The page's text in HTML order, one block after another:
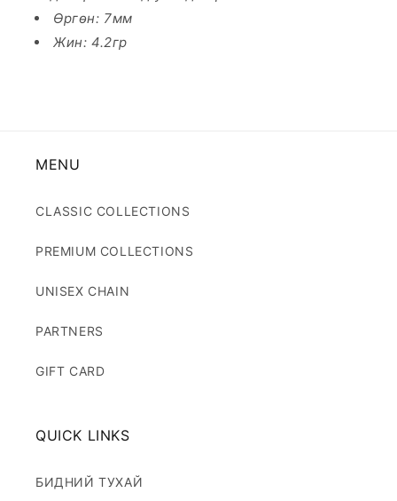
Өргөн: 7мм
Жин: 4.2гр
MENU
CLASSIC COLLECTIONS
PREMIUM COLLECTIONS
UNISEX CHAIN
PARTNERS
GIFT CARD
QUICK LINKS
БИДНИЙ ТУХАЙ